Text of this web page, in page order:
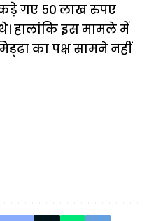
गए 50 लाख रुपए
हालांकि इस मामले में
का पक्ष सामने नहीं